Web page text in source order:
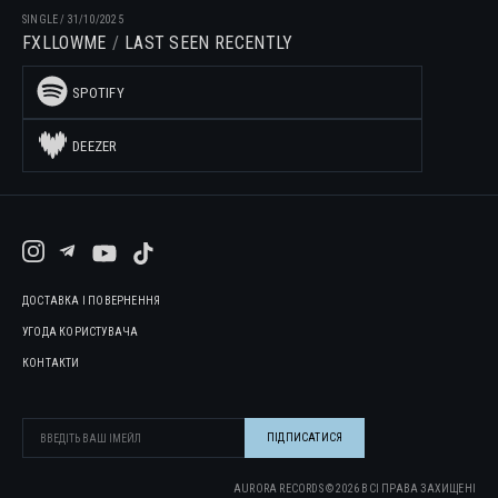
SINGLE/ 31/10/2025
FXLLOWME LAST SEEN RECENTLY
SPOTIFY
DEEZER
ДОСТАВКА І ПОВЕРНЕННЯ
УГОДА КОРИСТУВАЧА
КОНТАКТИ
AURORA RECORDS ©2026 ВСІ ПРАВА ЗАХИЩЕНІ